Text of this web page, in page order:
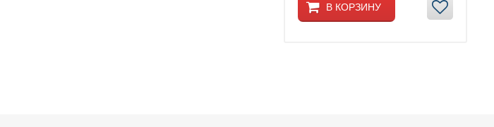
В КОРЗИНУ